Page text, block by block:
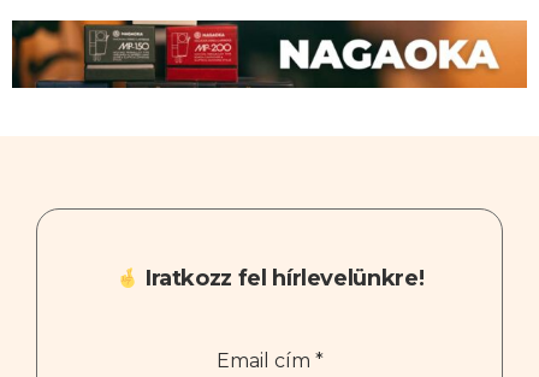
Iratkozz fel hírlevelünkre!
Email cím *